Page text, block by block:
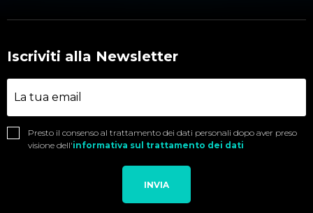
Iscriviti alla Newsletter
Presto il consenso al trattamento dei dati personali dopo aver preso
visione dell'informativa sul trattamento dei dati
INVIA